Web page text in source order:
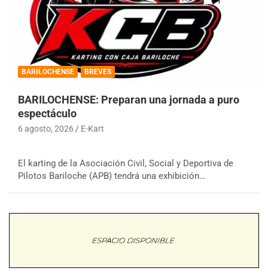
BARILOCHENSE BREVES
BARILOCHENSE: Preparan una jornada a puro
espectáculo
6 agosto, 2026 E-Kart
El karting de la Asociación Civil, Social y Deportiva de
Pilotos Bariloche (APB) tendrá una exhibición…